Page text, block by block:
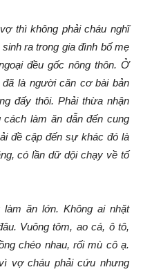
thì không phải cháu nghĩ
ra trong gia đình bố mẹ
đều gốc nông thôn. Ở
đã là người căn cơ bài bản
đấy thôi. Phải thừa nhận
làm ăn dẫn đến cung
đề cập đến sự khác đó là
có lần dữ dội chạy về tố
ăn lớn. Không ai nhặt
Vuông tôm, ao cá, ô tô,
chéo nhau, rối mù cô ạ.
vợ cháu phải cứu nhưng